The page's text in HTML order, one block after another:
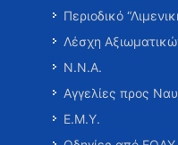
Περιοδικό
Λέσχη
Ν.Ν.Α.
Αγγελίες προς
Ε.Μ.Υ.